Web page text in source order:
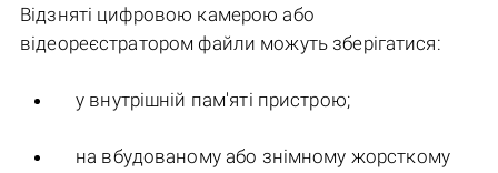
Відзняті цифровою камерою або
відеореєстратором файли можуть зберігатися:
у внутрішній пам'яті пристрою;
на вбудованому або знімному жорсткому